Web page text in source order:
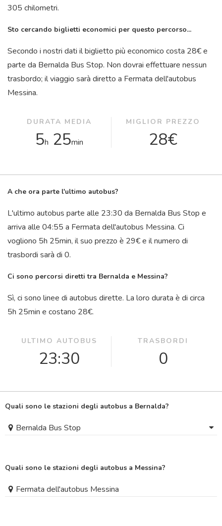
305 chilometri.
Sto cercando biglietti economici per questo percorso...
Secondo i nostri dati il ​​biglietto più economico costa 28€ e
parte da Bernalda Bus Stop. Non dovrai effettuare nessun
trasbordo; il viaggio sarà diretto a Fermata dell'autobus
Messina.
DURATA MEDIA
5h 25min
MIGLIOR PREZZO
28€
A che ora parte l'ultimo autobus?
L'ultimo autobus parte alle 23:30 da Bernalda Bus Stop e
arriva alle 04:55 a Fermata dell'autobus Messina. Ci
vogliono 5h 25min, il suo prezzo è 29€ e il numero di
trasbordi sarà di 0.
Ci sono percorsi diretti tra Bernalda e Messina?
Sì, ci sono linee di autobus dirette. La loro durata è di circa
5h 25min e costano 28€.
ULTIMO AUTOBUS
23:30
TRASBORDI
0
Quali sono le stazioni degli autobus a Bernalda?
Bernalda Bus Stop
Quali sono le stazioni degli autobus a Messina?
Fermata dell'autobus Messina